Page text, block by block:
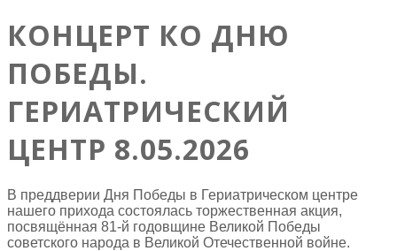
КОНЦЕРТ КО ДНЮ
ПОБЕДЫ.
ГЕРИАТРИЧЕСКИЙ
ЦЕНТР 8.05.2026
В преддверии Дня Победы в Гериатрическом центре
нашего прихода состоялась торжественная акция,
посвящённая 81-й годовщине Великой Победы
советского народа в Великой Отечественной войне.